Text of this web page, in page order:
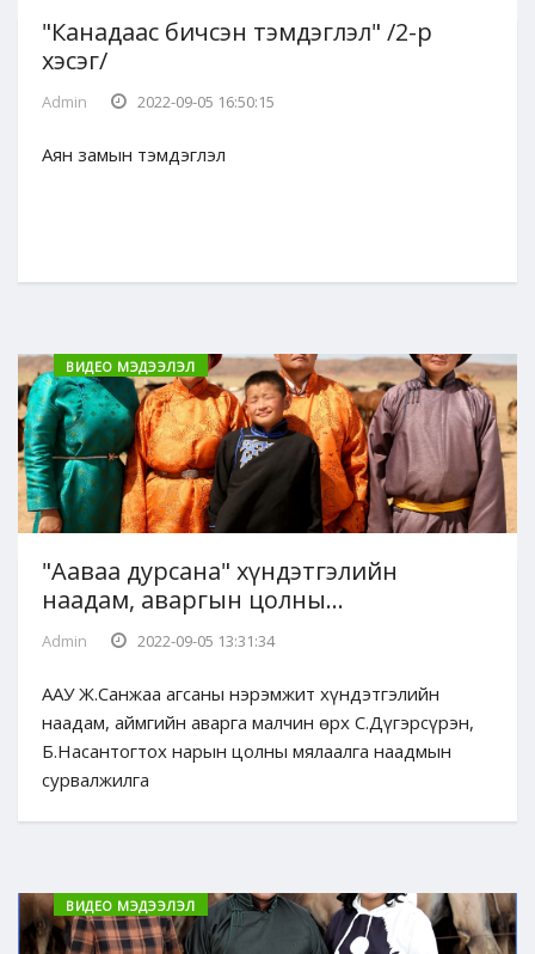
"Канадаас бичсэн тэмдэглэл" /2-р
хэсэг/
Admin 2022-09-05 16:50:15
Аян замын тэмдэглэл
ВИДЕО МЭДЭЭЛЭЛ
"Ааваа дурсана" хүндэтгэлийн
наадам, аваргын цолны...
Admin 2022-09-05 13:31:34
ААУ Ж.Санжаа агсаны нэрэмжит хүндэтгэлийн
наадам, аймгийн аварга малчин өрх С.Дүгэрсүрэн,
Б.Насантогтох нарын цолны мялаалга наадмын
сурвалжилга
ВИДЕО МЭДЭЭЛЭЛ